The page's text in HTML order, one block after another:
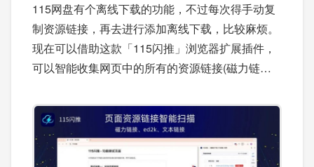
115网盘有个离线下载的功能，不过每次得手动复
制资源链接，再去进行添加离线下载，比较麻烦。
现在可以借助这款「115闪推」浏览器扩展插件，
可以智能收集网页中的所有的资源链接(磁力链
云任务。